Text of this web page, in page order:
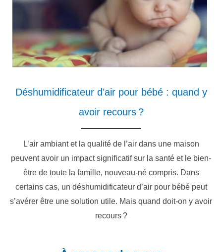
Déshumidificateur d’air pour bébé : quand y
avoir recours ?
L’air ambiant et la qualité de l’air dans une maison
peuvent avoir un impact significatif sur la santé et le bien-
être de toute la famille, nouveau-né compris. Dans
certains cas, un déshumidificateur d’air pour bébé peut
s’avérer être une solution utile. Mais quand doit-on y avoir
recours ?